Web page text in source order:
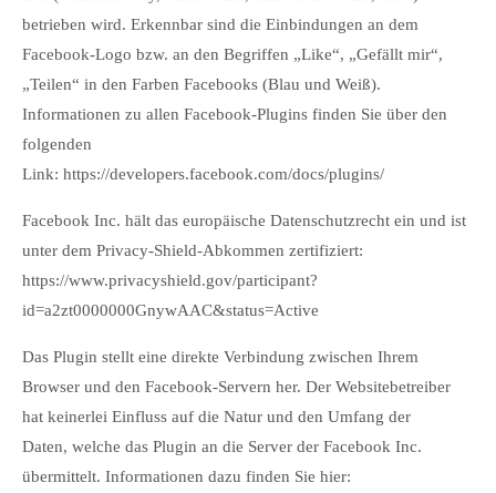
betrieben wird. Erkennbar sind die Einbindungen an dem
Facebook-Logo bzw. an den Begriffen „Like“, „Gefällt mir“,
„Teilen“ in den Farben Facebooks (Blau und Weiß).
Informationen zu allen Facebook-Plugins finden Sie über den
folgenden
Link: https://developers.facebook.com/docs/plugins/
Facebook Inc. hält das europäische Datenschutzrecht ein und ist
unter dem Privacy-Shield-Abkommen zertifiziert:
https://www.privacyshield.gov/participant?
id=a2zt0000000GnywAAC&status=Active
Das Plugin stellt eine direkte Verbindung zwischen Ihrem
Browser und den Facebook-Servern her. Der Websitebetreiber
hat keinerlei Einfluss auf die Natur und den Umfang der
Daten, welche das Plugin an die Server der Facebook Inc.
übermittelt. Informationen dazu finden Sie hier: